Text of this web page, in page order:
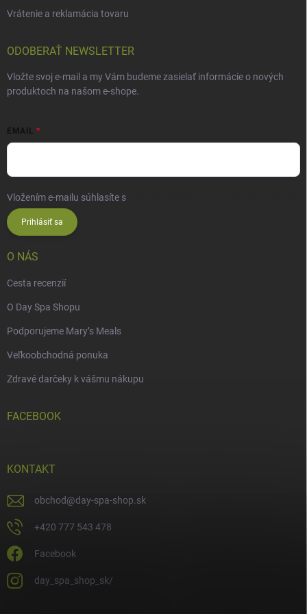
Vrátenie a reklamácia tovaru
ODOBERAŤ NEWSLETTER
Vložte svoj e-mail a my Vám budeme zasielať informácie o nových
produktoch na našom e-shope.
EMAIL
Vložením e-mailu súhlasíte s
Prihlásiť sa
O NÁS
Cesta recenzií
O Day Spa Shopu
Podporujeme Mary’s Meals
Veľkoobchodná ponuka
Zdravé darčeky k vášmu nákupu
FACEBOOK
KONTAKT
obchod@day-spa-shop.sk
+420 777 543 478
Facebook
day_spa_shop_sk/